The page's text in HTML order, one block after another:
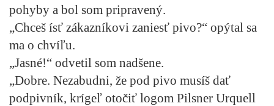
pohyby a bol som pripravený.
„Chceš ísť zákazníkovi zaniesť pivo?“ opýtal sa
ma o chvíľu.
„Jasné!“ odvetil som nadšene.
„Dobre. Nezabudni, že pod pivo musíš dať
podpivník, krígeľ otočiť logom Pilsner Urquell